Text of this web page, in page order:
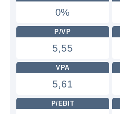
0%
P/VP
5,55
VPA
5,61
P/EBIT